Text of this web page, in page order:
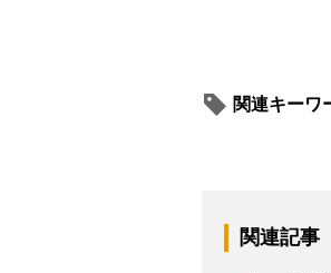
関連キーワ
関連記事